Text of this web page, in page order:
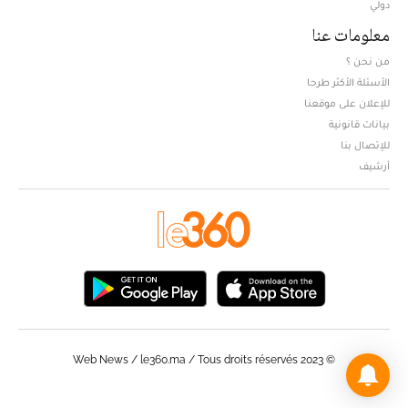
دولي
معلومات عنا
من نحن ؟
الأسئلة الأكثر طرحا
للإعلان على موقعنا
بيانات قانونية
للإتصال بنا
أرشيف
© Web News / le360.ma / Tous droits réservés 2023